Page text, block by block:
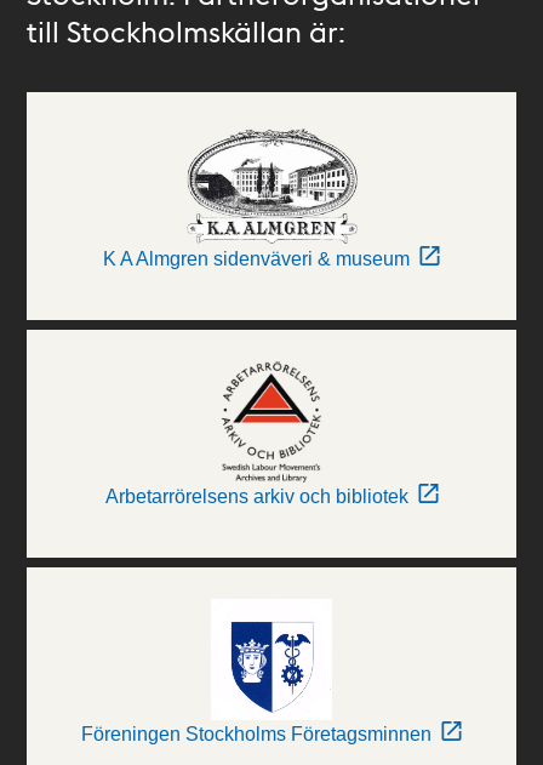
till Stockholmskällan är:
K A Almgren sidenväveri & museum
Arbetarrörelsens arkiv och bibliotek
Föreningen Stockholms Företagsminnen